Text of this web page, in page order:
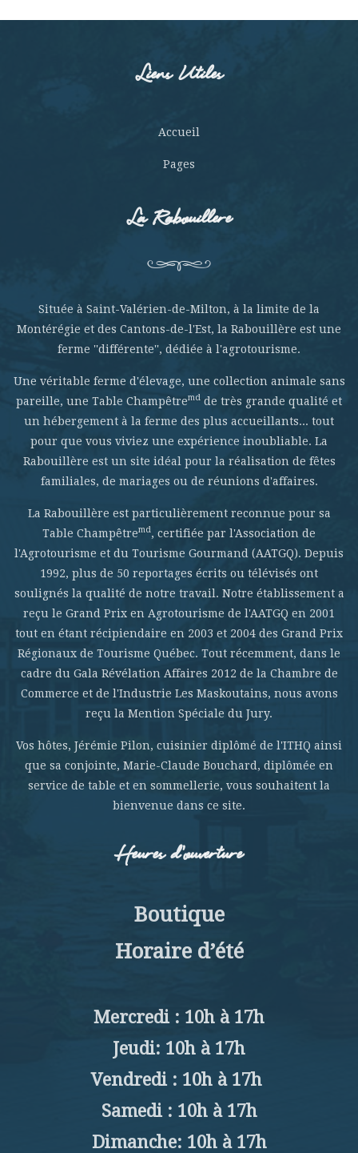
Liens Utiles
Accueil
Pages
La Rabouillere
Située à Saint-Valérien-de-Milton, à la limite de la
Montérégie et des Cantons-de-l'Est, la Rabouillère est une
ferme ''différente'', dédiée à l'agrotourisme.
Une véritable ferme d'élevage, une collection animale sans
pareille, une Table Champêtremd de très grande qualité et
un hébergement à la ferme des plus accueillants... tout
pour que vous viviez une expérience inoubliable. La
Rabouillère est un site idéal pour la réalisation de fêtes
familiales, de mariages ou de réunions d'affaires.
La Rabouillère est particulièrement reconnue pour sa
Table Champêtremd, certifiée par l'Association de
l'Agrotourisme et du Tourisme Gourmand (AATGQ). Depuis
1992, plus de 50 reportages écrits ou télévisés ont
soulignés la qualité de notre travail. Notre établissement a
reçu le Grand Prix en Agrotourisme de l'AATGQ en 2001
tout en étant récipiendaire en 2003 et 2004 des Grand Prix
Régionaux de Tourisme Québec. Tout récemment, dans le
cadre du Gala Révélation Affaires 2012 de la Chambre de
Commerce et de l'Industrie Les Maskoutains, nous avons
reçu la Mention Spéciale du Jury.
Vos hôtes, Jérémie Pilon, cuisinier diplômé de l'ITHQ ainsi
que sa conjointe, Marie-Claude Bouchard, diplômée en
service de table et en sommellerie, vous souhaitent la
bienvenue dans ce site.
Heures d’ouverture
Boutique
Horaire d’été
Mercredi : 10h à 17h
Jeudi: 10h à 17h
Vendredi : 10h à 17h
Samedi : 10h à 17h
Dimanche: 10h à 17h